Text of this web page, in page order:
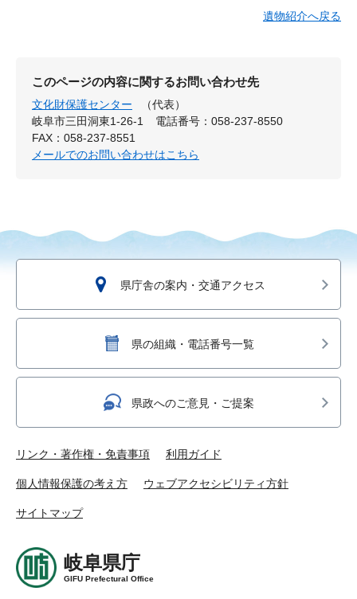
遺物紹介へ戻る
このページの内容に関するお問い合わせ先
文化財保護センター
（代表）
岐阜市三田洞東1-26-1
電話番号：058-237-8550
FAX：058-237-8551
メールでのお問い合わせはこちら
県庁舎の案内・交通アクセス
県の組織・電話番号一覧
県政へのご意見・ご提案
リンク・著作権・免責事項 利用ガイド
個人情報保護の考え方 ウェブアクセシビリティ方針
サイトマップ
岐阜県庁
GIFU Prefectural Office